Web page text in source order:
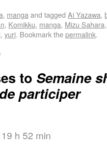
, mangaand tagged Ai Yazawa,
, Komikku, manga, Mizu Sahara
, yuri. Bookmark thepermalink.
to Semaine
participer
h 52 min